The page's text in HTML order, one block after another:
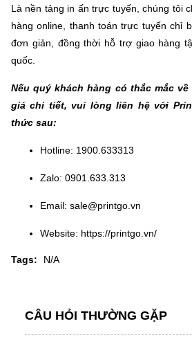
Là nền tảng in ấn trực tuyến, chúng tôi
hàng online, thanh toán trực tuyến chỉ
đơn giản, đồng thời hỗ trợ giao hàng
quốc.
Nếu quý khách hàng có thắc mắc về
giá chi tiết, vui lòng liên hệ với
thức sau:
Hotline: 1900.633313
Zalo: 0901.633.313
Email: sale@printgo.vn
Website: https://printgo.vn/
Tags: N/A
CÂU HỎI THƯỜNG GẶP